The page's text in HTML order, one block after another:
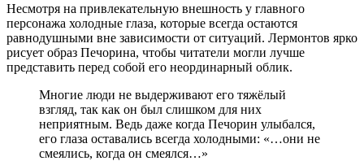
Несмотря на привлекательную внешность у главного
персонажа холодные глаза, которые всегда остаются
равнодушными вне зависимости от ситуаций. Лермонтов ярко
рисует образ Печорина, чтобы читатели могли лучше
представить перед собой его неординарный облик.
Многие люди не выдерживают его тяжёлый
взгляд, так как он был слишком для них
неприятным. Ведь даже когда Печорин улыбался,
его глаза оставались всегда холодными: «…они не
смеялись, когда он смеялся…»